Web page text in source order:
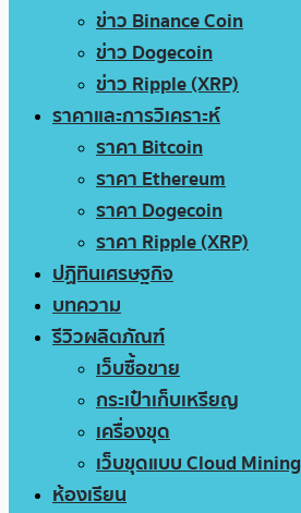
ข่าว Binance Coin
ข่าว Dogecoin
ข่าว Ripple (XRP)
ราคาและการวิเคราะห์
ราคา Bitcoin
ราคา Ethereum
ราคา Dogecoin
ราคา Ripple (XRP)
ปฏิทินเศรษฐกิจ
บทความ
รีวิวผลิตภัณฑ์
เว็บซื้อขาย
กระเป๋าเก็บเหรียญ
เครื่องขุด
เว็บขุดแบบ Cloud Mining
ห้องเรียน